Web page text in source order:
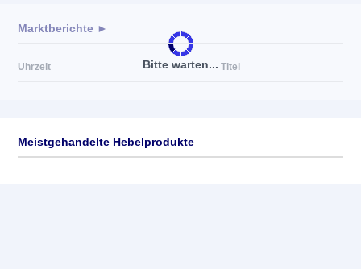
Bitte warten...
Marktberichte ►
Uhrzeit Titel
Meistgehandelte Hebelprodukte